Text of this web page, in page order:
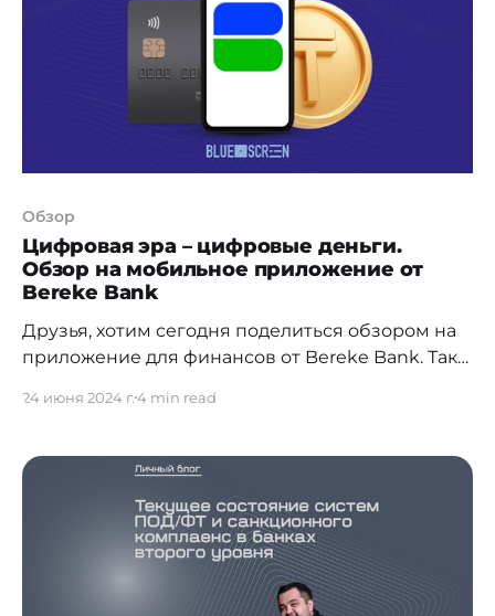
становятся подростки, которые не всегда
продумывают возможные
Обзор
Цифровая эра – цифровые деньги.
Обзор на мобильное приложение от
Bereke Bank
Друзья, хотим сегодня поделиться обзором на
приложение для финансов от Bereke Bank. Так
понадобилась карта, желательно с
пластика. Их, кстати, в моем кошельке немного,
именно данный банк? Однозначного ответа
24 июня 2024 г.4 min read